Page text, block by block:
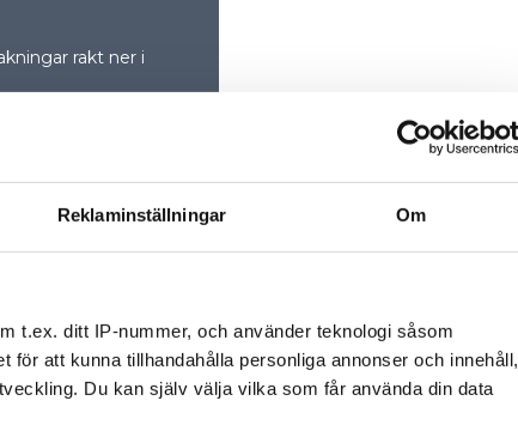
Reklaminställningar Om
t.ex. ditt IP-nummer, och använder teknologi såsom
att kunna tillhandahålla personliga annonser och innehåll,
Du kan själv välja vilka som får använda din data
rakt ner i